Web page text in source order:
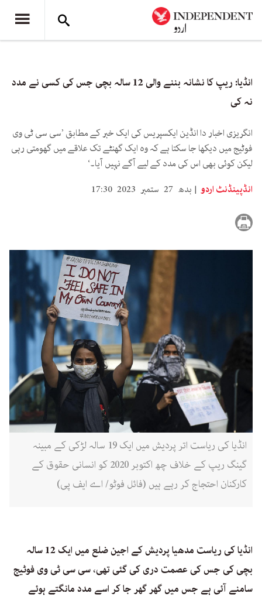
انڈیا: ریپ کا نشانہ بننے والی 12 سالہ بچی جس کی کسی نے مدد
نہ کی
انگریزی اخبار دا انڈین ایکسپریس کی ایک خبر کے مطابق ’سی سی ٹی وی
فوٹیج میں دیکھا جا سکتا ہے کہ وہ ایک گھنٹے تک علاقے میں گھومتی رہی
لیکن کوئی بھی اس کی مدد کے لیے آگے نہیں آیا۔‘
انڈپینڈنٹ اردو
بدھ 27 ستمبر 2023 17:30
انڈیا کی ریاست اتر پردیش میں ایک 19 سالہ لڑکی کے مبینہ
گینگ ریپ کے خلاف چھ اکتوبر 2020 کو انسانی حقوق کے
کارکنان احتجاج کر رہے ہیں (فائل فوٹو/ اے ایف پی)
انڈیا کی ریاست مدھیا پردیش کے اجین ضلع میں ایک 12 سالہ
بچی کی جس کی عصمت دری کی گئی تھی، سی سی ٹی وی فوٹیج
سامنے آئی ہے جس میں گھر گھر جا کر اسے مدد مانگتے ہوئے